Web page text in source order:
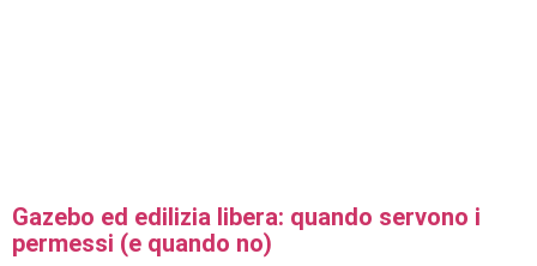
Gazebo ed edilizia libera: quando servono i
permessi (e quando no)